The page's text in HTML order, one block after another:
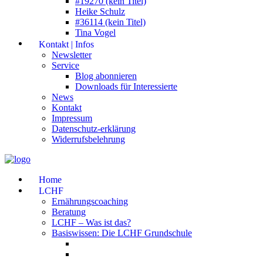
Heike Schulz
#36114 (kein Titel)
Tina Vogel
Kontakt | Infos
Newsletter
Service
Blog abonnieren
Downloads für Interessierte
News
Kontakt
Impressum
Datenschutz-erklärung
Widerrufsbelehrung
Home
LCHF
Ernährungscoaching
Beratung
LCHF – Was ist das?
Basiswissen: Die LCHF Grundschule